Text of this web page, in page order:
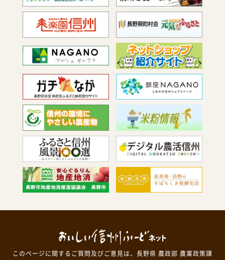
このページに関するご質問及びご意見は、長野県 農政部 農業政策課